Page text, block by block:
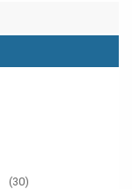
(30)